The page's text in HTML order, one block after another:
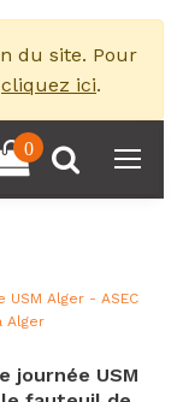
du site. Pour
cliquez ici.
0
Alger - ASEC
Alger
journée USM